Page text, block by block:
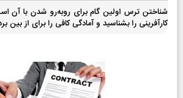
شناختن ترس‌ اولین گام برای روبه‌رو شدن با آن‌
کارآفرینی را بشناسید و آمادگی کافی را برای از